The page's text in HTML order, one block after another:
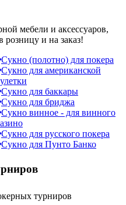
мебели и аксессуаров,
и на заказ!
Сукно (полотно) для покера
Сукно для американской
Сукно для баккары
Сукно для бриджа
Сукно винное - для винного
Сукно для русского покера
Сукно для Пунто Банко
турниров